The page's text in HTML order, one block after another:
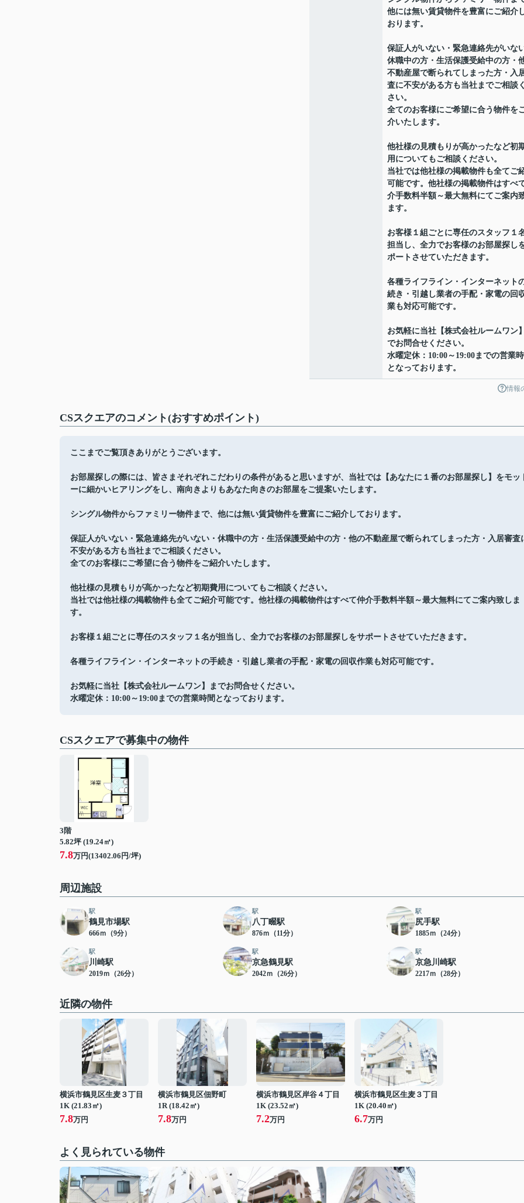
他には無い賃貸物件を豊富にご紹介
おります。
保証人がいない・緊急連絡先がいな
休職中の方・生活保護受給中の方・
不動産屋で断られてしまった方・入
査に不安がある方も当社までご相談
さい。
全てのお客様にご希望に合う物件を
介いたします。
他社様の見積もりが高かったなど初
用についてもご相談ください。
当社では他社様の掲載物件も全てご
可能です。他社様の掲載物件はすべ
介手数料半額～最大無料にてご案内
ます。
お客様１組ごとに専任のスタッフ１
担当し、全力でお客様のお部屋探し
ポートさせていただきます。
各種ライフライン・インターネット
続き・引越し業者の手配・家電の回
業も対応可能です。
お気軽に当社【株式会社ルームワン
でお問合せください。
水曜定休：10:00～19:00までの営業
となっております。
情報
CSスクエアのコメント(おすすめポイント)
ここまでご覧頂きありがとうございます。
お部屋探しの際には、皆さまそれぞれこだわりの条件があると思いますが、当社では【あなたに１番のお部屋探し】をモッ
ーに細かいヒアリングをし、南向きよりもあなた向きのお部屋をご提案いたします。
シングル物件からファミリー物件まで、他には無い賃貸物件を豊富にご紹介しております。
保証人がいない・緊急連絡先がいない・休職中の方・生活保護受給中の方・他の不動産屋で断られてしまった方・入居審査
不安がある方も当社までご相談ください。
全てのお客様にご希望に合う物件をご紹介いたします。
他社様の見積もりが高かったなど初期費用についてもご相談ください。
当社では他社様の掲載物件も全てご紹介可能です。他社様の掲載物件はすべて仲介手数料半額～最大無料にてご案内致しま
す。
お客様１組ごとに専任のスタッフ１名が担当し、全力でお客様のお部屋探しをサポートさせていただきます。
各種ライフライン・インターネットの手続き・引越し業者の手配・家電の回収作業も対応可能です。
お気軽に当社【株式会社ルームワン】までお問合せください。
水曜定休：10:00～19:00までの営業時間となっております。
CSスクエアで募集中の物件
3階
5.82坪 (19.24㎡)
7.8万円(13402.06円/坪)
周辺施設
駅
鶴見市場駅
666ｍ（9分）
駅
八丁畷駅
876ｍ（11分）
駅
尻手駅
1885ｍ（24分）
駅
川崎駅
2019ｍ（26分）
駅
京急鶴見駅
2042ｍ（26分）
駅
京急川崎駅
2217ｍ（28分）
近隣の物件
横浜市鶴見区生麦３丁目
1K (21.83㎡)
7.8万円
横浜市鶴見区佃野町
1R (18.42㎡)
7.8万円
横浜市鶴見区岸谷４丁目
1K (23.52㎡)
7.2万円
横浜市鶴見区生麦３丁目
1K (20.40㎡)
6.7万円
よく見られている物件